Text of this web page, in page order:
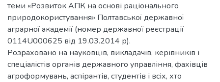
теми «Розвиток АПК на основі раціонального
природокористування» Полтавської державної
аграрної академії (номер державної реєстрації
0114U000625 від 19.03.2014 р).
Розраховано на науковців, викладачів, керівників і
спеціалістів органів державного управління, фахівців
агроформувань, аспірантів, студентів і всіх, хто